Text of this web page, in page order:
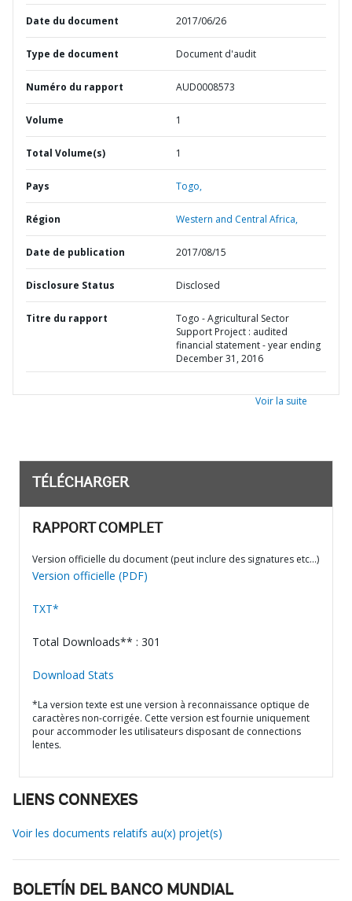
Date du document 2017/06/26
Type de document Document d'audit
Numéro du rapport AUD0008573
Volume 1
Total Volume(s) 1
Pays Togo,
Région Western and Central Africa,
Date de publication 2017/08/15
Disclosure Status Disclosed
Titre du rapport
Togo - Agricultural Sector
Support Project : audited
financial statement - year ending
December 31, 2016
Voir la suite
TÉLÉCHARGER
RAPPORT COMPLET
Version officielle du document (peut inclure des signatures etc…)
Version officielle (PDF)
TXT*
Total Downloads** : 301
Download Stats
*La version texte est une version à reconnaissance optique de
caractères non-corrigée. Cette version est fournie uniquement
pour accommoder les utilisateurs disposant de connections
lentes.
LIENS CONNEXES
Voir les documents relatifs au(x) projet(s)
BOLETÍN DEL BANCO MUNDIAL